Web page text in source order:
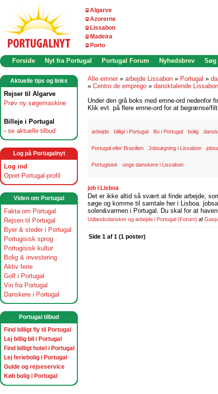
Algarve
Azorerne
Lissabon
Madeira
Porto
Forside Nyt fra Portugal Portugal Forum Nyhedsbrev Søg
Aktuelle tips og links
Rejser til Algarve
Prøv ny søgemaskine
Billeje i Portugal
- se aktuelle tilbud
Log på Portugalnyt
Log ind
Opret Portugal-profil
Viden om Portugal
Fakta om Portugal
Rejsen til Portugal
Byer & steder i Portugal
Portugisisk sprog
Portugisisk kultur
Bolig & investering
Aktiv ferie
Golf i Portugal
Vin fra Portugal
Danskere i Portugal
Portugal tilbud
Find billigt fly til Portugal
Lej billig bil i Portugal
Find billigt hotel i Portugal
Lej feriebolig i Portugal
Guide og rejseservice
Køb bolig i Portugal
Alle emner » arbejde Lissabon » Portugal »
» Centro de emprego » dansktalende Lissabon
Under den grå boks med emne-ord nedenfor
Klik evt. på flere emne-ord for at begrænse/
arbejde billigt i Portugal Bo i Portugal bolig
Portugal eller Brasilien Jobsøgning i Lissabon
Portugisisk unge danskere i Lissabon
job i Lisboa
Det er ikke altid så svært at finde arbejde,
søge og komme til samtale her i Lisboa.
solen&varmen i Portugal. Du skal for at
Udlandsdansker og arbejde i Portugal (Forum) af
Side 1 af 1 (1 poster)